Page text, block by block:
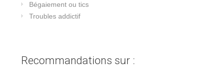
Bégaiement ou tics
Troubles addictif
Recommandations sur :